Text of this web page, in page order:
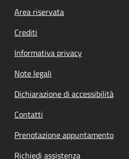
Footer menu
Area riservata
Crediti
Informativa privacy
Note legali
Dichiarazione di accessibilità
Contatti
Prenotazione appuntamento
Richiedi assistenza